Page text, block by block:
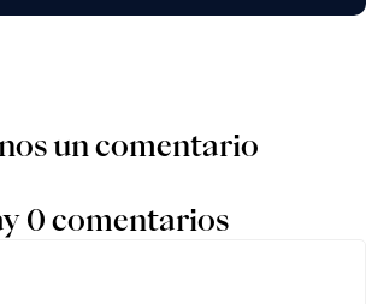
un comentario
0 comentarios